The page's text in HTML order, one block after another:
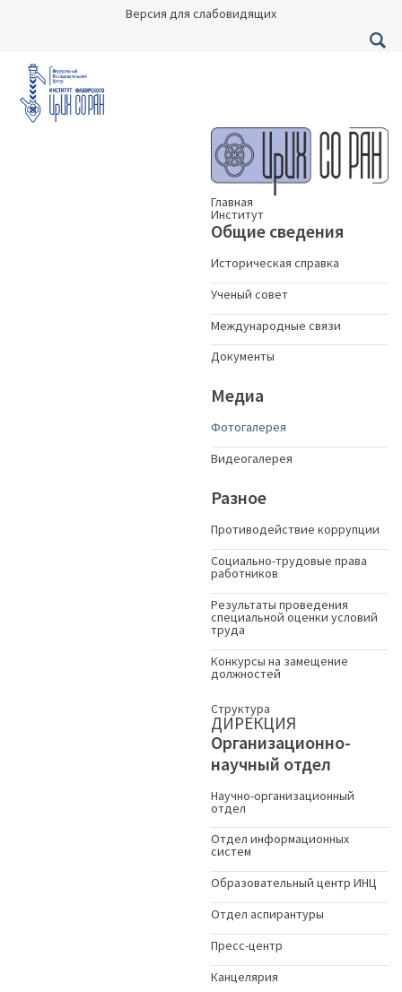
Версия для слабовидящих
Главная
Институт
Общие сведения
Историческая справка
Ученый совет
Международные связи
Документы
Медиа
Фотогалерея
Видеогалерея
Разное
Противодействие коррупции
Социально-трудовые права
работников
Результаты проведения
специальной оценки условий
труда
Конкурсы на замещение
должностей
Структура
ДИРЕКЦИЯ
Организационно-
научный отдел
Научно-организационный
отдел
Отдел информационных
систем
Образовательный центр ИНЦ
Отдел аспирантуры
Пресс-центр
Канцелярия